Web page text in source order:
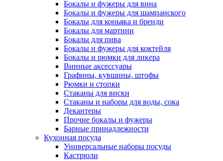
Бокалы и фужеры для вина
Бокалы и фужеры для шампанского
Бокалы для коньяка и бренди
Бокалы для мартини
Бокалы для пива
Бокалы и фужеры для коктейля
Бокалы и рюмки для ликера
Винные аксессуары
Графины, кувшины, штофы
Рюмки и стопки
Стаканы для виски
Стаканы и наборы для воды, сока
Декантеры
Прочие бокалы и фужеры
Барные принадлежности
Кухонная посуда
Универсальные наборы посуды
Кастрюли